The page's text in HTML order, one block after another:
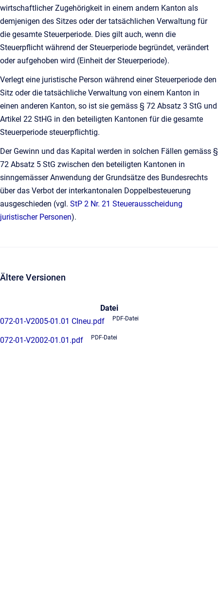
wirtschaftlicher Zugehörigkeit in einem andern Kanton als
demjenigen des Sitzes oder der tatsächlichen Verwaltung für
die gesamte Steuerperiode. Dies gilt auch, wenn die
Steuerpflicht während der Steuerperiode begründet, verändert
oder aufgehoben wird (Einheit der Steuerperiode).
Verlegt eine juristische Person während einer Steuerperiode den
Sitz oder die tatsächliche Verwaltung von einem Kanton in
einen anderen Kanton, so ist sie gemäss § 72 Absatz 3 StG und
Artikel 22 StHG in den beteiligten Kantonen für die gesamte
Steuerperiode steuerpflichtig.
Der Gewinn und das Kapital werden in solchen Fällen gemäss §
72 Absatz 5 StG zwischen den beteiligten Kantonen in
sinngemässer Anwendung der Grundsätze des Bundesrechts
über das Verbot der interkantonalen Doppelbesteuerung
ausgeschieden (vgl. StP 2 Nr. 21 Steuerausscheidung
juristischer Personen).
Ältere Versionen
Datei
PDF-Datei
072-01-V2005-01.01 CIneu.pdf
PDF-Datei
072-01-V2002-01.01.pdf